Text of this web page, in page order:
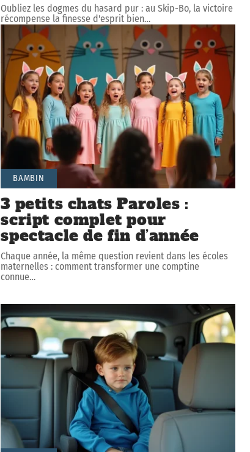
Oubliez les dogmes du hasard pur : au Skip-Bo, la victoire
récompense la finesse d'esprit bien…
BAMBIN
3 petits chats Paroles :
script complet pour
spectacle de fin d’année
Chaque année, la même question revient dans les écoles
maternelles : comment transformer une comptine
connue…